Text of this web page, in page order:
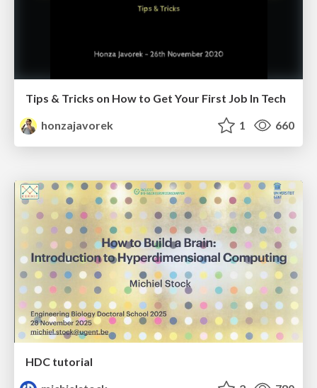
Tips & Tricks on How to Get Your First Job In Tech
honzajavorek
1 660
HDC tutorial